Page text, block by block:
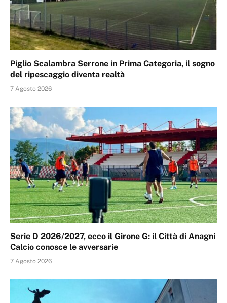
Piglio Scalambra Serrone in Prima Categoria, il sogno
del ripescaggio diventa realtà
7 Agosto 2026
Serie D 2026/2027, ecco il Girone G: il Città di Anagni
Calcio conosce le avversarie
7 Agosto 2026